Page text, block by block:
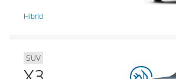
Hibrid
SUV